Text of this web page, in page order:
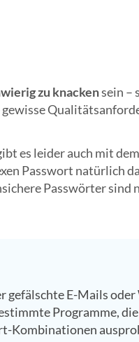
zu knackensein –
es leider auch mit
Passwort natürlich
Passwörter sind
gefälschte E-Mails
Programme,
Kombinationen